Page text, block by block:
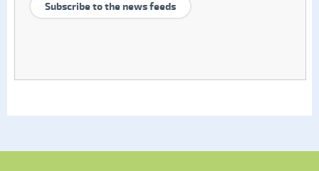
Subscribe to the news feeds